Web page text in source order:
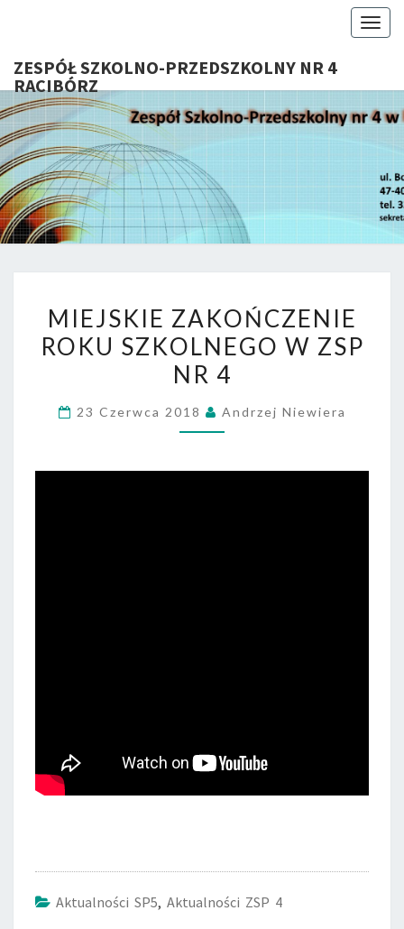
ZESPÓŁ SZKOLNO-PRZEDSZKOLNY NR 4
RACIBÓRZ
Serdecznie
Witamy Na
Stronie
Internetowej
ZSP Nr 4 W
Raciborzu
ZAKOŃCZENIE
ROKU
SZKOLNEGO
ZSP
4
MIEJSKIE ZAKOŃCZENIE
ROKU SZKOLNEGO W ZSP
NR 4
23 Czerwca 2018 Andrzej Niewiera
Aktualności SP5, Aktualności ZSP 4